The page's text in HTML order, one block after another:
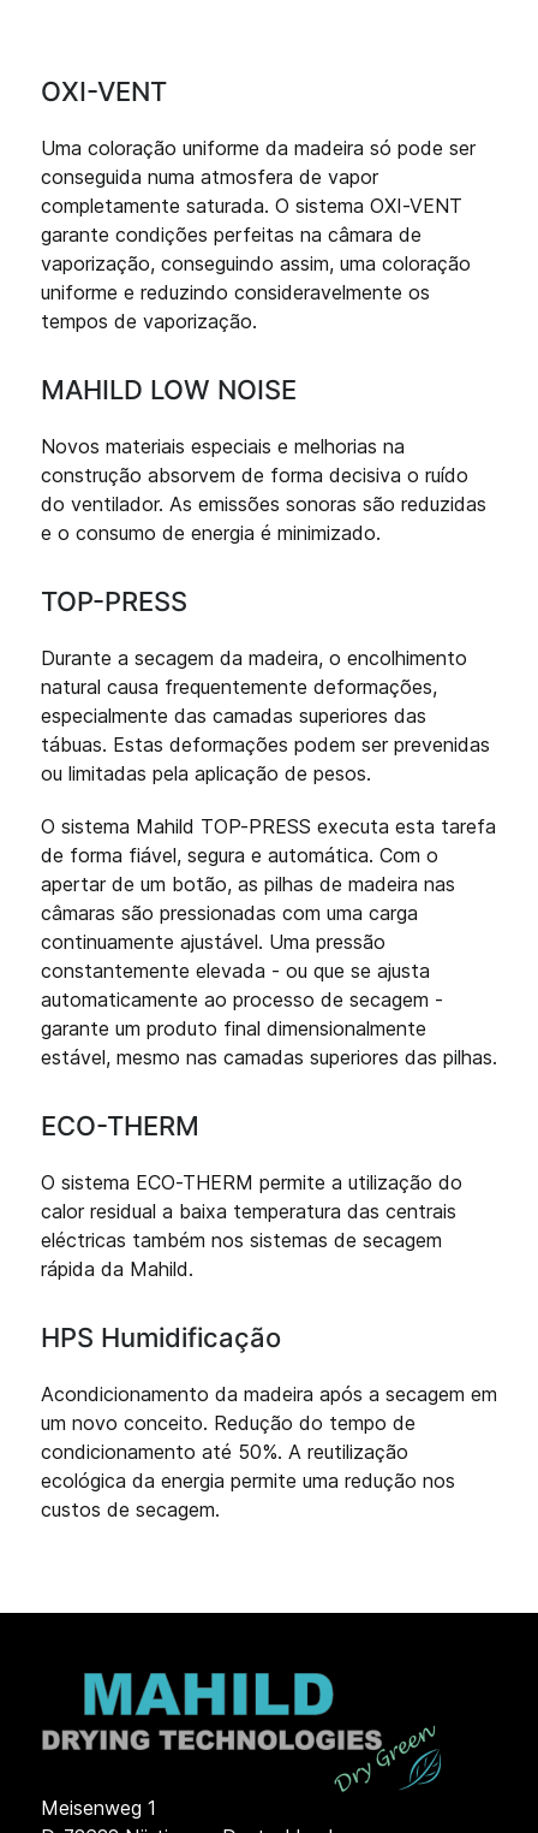
OXI-VENT
Uma coloração uniforme da madeira só pode ser
conseguida numa atmosfera de vapor
completamente saturada. O sistema OXI-VENT
garante condições perfeitas na câmara de
vaporização, conseguindo assim, uma coloração
uniforme e reduzindo consideravelmente os
tempos de vaporização.
MAHILD LOW NOISE
Novos materiais especiais e melhorias na
construção absorvem de forma decisiva o ruído
do ventilador. As emissões sonoras são reduzidas
e o consumo de energia é minimizado.
TOP-PRESS
Durante a secagem da madeira, o encolhimento
natural causa frequentemente deformações,
especialmente das camadas superiores das
tábuas. Estas deformações podem ser prevenidas
ou limitadas pela aplicação de pesos.
O sistema Mahild TOP-PRESS executa esta tarefa
de forma fiável, segura e automática. Com o
apertar de um botão, as pilhas de madeira nas
câmaras são pressionadas com uma carga
continuamente ajustável. Uma pressão
constantemente elevada - ou que se ajusta
automaticamente ao processo de secagem -
garante um produto final dimensionalmente
estável, mesmo nas camadas superiores das pilhas.
ECO-THERM
O sistema ECO-THERM permite a utilização do
calor residual a baixa temperatura das centrais
eléctricas também nos sistemas de secagem
rápida da Mahild.
HPS Humidificação
Acondicionamento da madeira após a secagem em
um novo conceito. Redução do tempo de
condicionamento até 50%. A reutilização
ecológica da energia permite uma redução nos
custos de secagem.
Meisenweg 1